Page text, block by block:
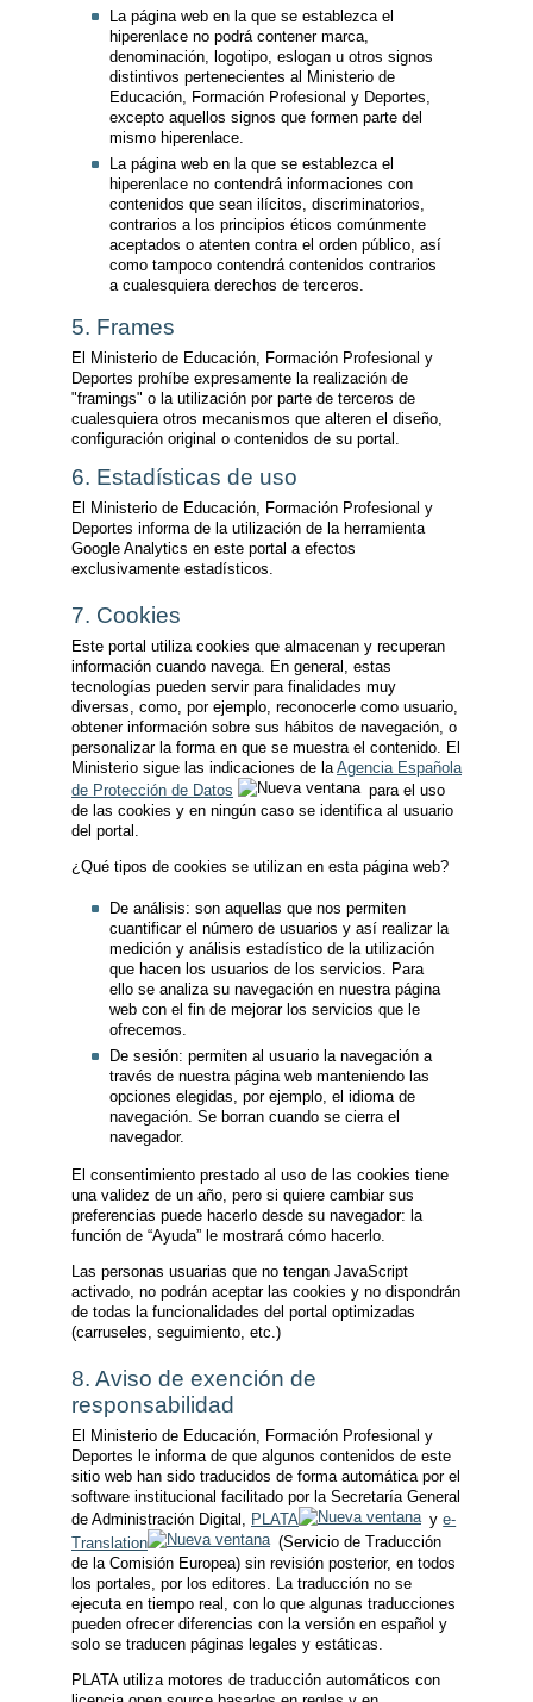
La página web en la que se establezca el
hiperenlace no podrá contener marca,
denominación, logotipo, eslogan u otros signos
distintivos pertenecientes al Ministerio de
Educación, Formación Profesional y Deportes,
excepto aquellos signos que formen parte del
mismo hiperenlace.
La página web en la que se establezca el
hiperenlace no contendrá informaciones con
contenidos que sean ilícitos, discriminatorios,
contrarios a los principios éticos comúnmente
aceptados o atenten contra el orden público, así
como tampoco contendrá contenidos contrarios
a cualesquiera derechos de terceros.
5. Frames
El Ministerio de Educación, Formación Profesional y
Deportes prohíbe expresamente la realización de
"framings" o la utilización por parte de terceros de
cualesquiera otros mecanismos que alteren el diseño,
configuración original o contenidos de su portal.
6. Estadísticas de uso
El Ministerio de Educación, Formación Profesional y
Deportes informa de la utilización de la herramienta
Google Analytics en este portal a efectos
exclusivamente estadísticos.
7. Cookies
Este portal utiliza cookies que almacenan y recuperan
información cuando navega. En general, estas
tecnologías pueden servir para finalidades muy
diversas, como, por ejemplo, reconocerle como usuario,
obtener información sobre sus hábitos de navegación, o
personalizar la forma en que se muestra el contenido. El
Ministerio sigue las indicaciones de laAgencia Española
de Protección de Datos
para el uso
de las cookies y en ningún caso se identifica al usuario
del portal.
¿Qué tipos de cookies se utilizan en esta página web?
De análisis: son aquellas que nos permiten
cuantificar el número de usuarios y así realizar la
medición y análisis estadístico de la utilización
que hacen los usuarios de los servicios. Para
ello se analiza su navegación en nuestra página
web con el fin de mejorar los servicios que le
ofrecemos.
De sesión: permiten al usuario la navegación a
través de nuestra página web manteniendo las
opciones elegidas, por ejemplo, el idioma de
navegación. Se borran cuando se cierra el
navegador.
El consentimiento prestado al uso de las cookies tiene
una validez de un año, pero si quiere cambiar sus
preferencias puede hacerlo desde su navegador: la
función de “Ayuda” le mostrará cómo hacerlo.
Las personas usuarias que no tengan JavaScript
activado, no podrán aceptar las cookies y no dispondrán
de todas la funcionalidades del portal optimizadas
(carruseles, seguimiento, etc.)
8. Aviso de exención de
responsabilidad
El Ministerio de Educación, Formación Profesional y
Deportes le informa de que algunos contenidos de este
sitio web han sido traducidos de forma automática por el
software institucional facilitado por la Secretaría General
de Administración Digital, PLATA ye-
Translation
(Servicio de Traducción
de la Comisión Europea) sin revisión posterior, en todos
los portales, por los editores. La traducción no se
ejecuta en tiempo real, con lo que algunas traducciones
pueden ofrecer diferencias con la versión en español y
solo se traducen páginas legales y estáticas.
PLATA utiliza motores de traducción automáticos con